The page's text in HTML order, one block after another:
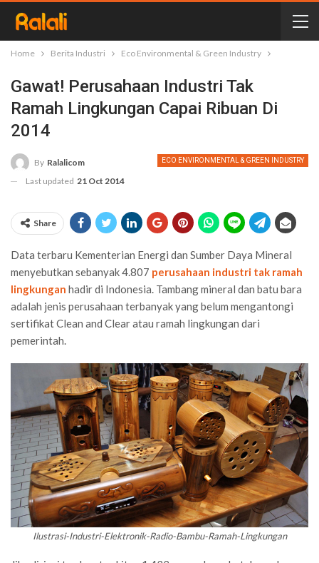
Home Berita Industri Eco Environmental & Green Industry
Gawat! Perusahaan Industri Tak
Ramah Lingkungan Capai Ribuan Di
2014
ECO ENVIRONMENTAL & GREEN INDUSTRY
By Ralalicom
Last updated 21 Oct 2014
Share
Data terbaru Kementerian Energi dan Sumber Daya Mineral
menyebutkan sebanyak 4.807 perusahaan industri tak ramah
lingkungan hadir di Indonesia. Tambang mineral dan batu bara
adalah jenis perusahaan terbanyak yang belum mengantongi
sertifikat Clean and Clear atau ramah lingkungan dari
pemerintah.
Ilustrasi-Industri-Elektronik-Radio-Bambu-Ramah-Lingkungan